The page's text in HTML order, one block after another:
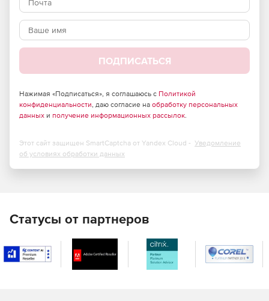
уровне промежуточного узла проверки —
практически без потери быстродействия при
Эффективное противодействие проникновению
вредоносных программ любого типа.
Способность обрабатывать гигантские массивы
Значительное снижение затрат на использование
сети Интернет.
сторонние службы проверки (ICAP-протокол), со всеми
Поддержка практически всех используемых в
настоящее время отечественных и зарубежных сред
ПОДПИСАТЬСЯ
Нажимая «Подписаться», я соглашаюсь с Политикой
конфиденциальности, даю согласие на обработку персональных
данных и получение информационных рассылок.
Этот сайт защищен SmartCaptcha от Yandex Cloud - Уведомление
об условиях обработки данных
Статусы от партнеров